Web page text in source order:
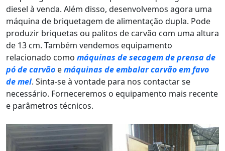
diesel à venda. Além disso, desenvolvemos agora uma
máquina de briquetagem de alimentação dupla. Pode
produzir briquetas ou palitos de carvão com uma altura
de 13 cm. Também vendemos equipamento
relacionado como máquinas de secagem de prensa de
pó de carvão emáquinas de embalar carvão em favo
de mel. Sinta-se à vontade para nos contactar se
necessário. Forneceremos o equipamento mais recente
e parâmetros técnicos.